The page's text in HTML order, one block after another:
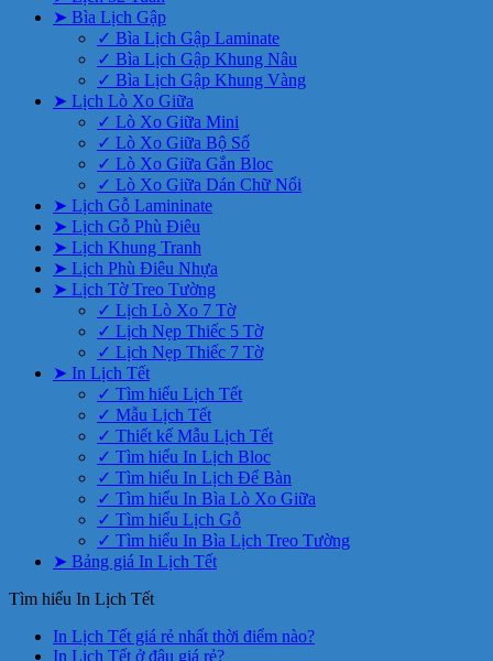
➤ Bìa Lịch Gập
✓ Bìa Lịch Gập Laminate
✓ Bìa Lịch Gập Khung Nâu
✓ Bìa Lịch Gập Khung Vàng
➤ Lịch Lò Xo Giữa
✓ Lò Xo Giữa Mini
✓ Lò Xo Giữa Bộ Số
✓ Lò Xo Giữa Gắn Bloc
✓ Lò Xo Giữa Dán Chữ Nổi
➤ Lịch Gỗ Lamininate
➤ Lịch Gỗ Phù Điêu
➤ Lịch Khung Tranh
➤ Lịch Phù Điêu Nhựa
➤ Lịch Tờ Treo Tường
✓ Lịch Lò Xo 7 Tờ
✓ Lịch Nẹp Thiếc 5 Tờ
✓ Lịch Nẹp Thiếc 7 Tờ
➤ In Lịch Tết
✓ Tìm hiểu Lịch Tết
✓ Mẫu Lịch Tết
✓ Thiết kế Mẫu Lịch Tết
✓ Tìm hiểu In Lịch Bloc
✓ Tìm hiểu In Lịch Để Bàn
✓ Tìm hiểu In Bìa Lò Xo Giữa
✓ Tìm hiểu Lịch Gỗ
✓ Tìm hiểu In Bìa Lịch Treo Tường
➤ Bảng giá In Lịch Tết
Tìm hiểu In Lịch Tết
In Lịch Tết giá rẻ nhất thời điểm nào?Không
In Lịch Tết ở đâu giá rẻ?Không